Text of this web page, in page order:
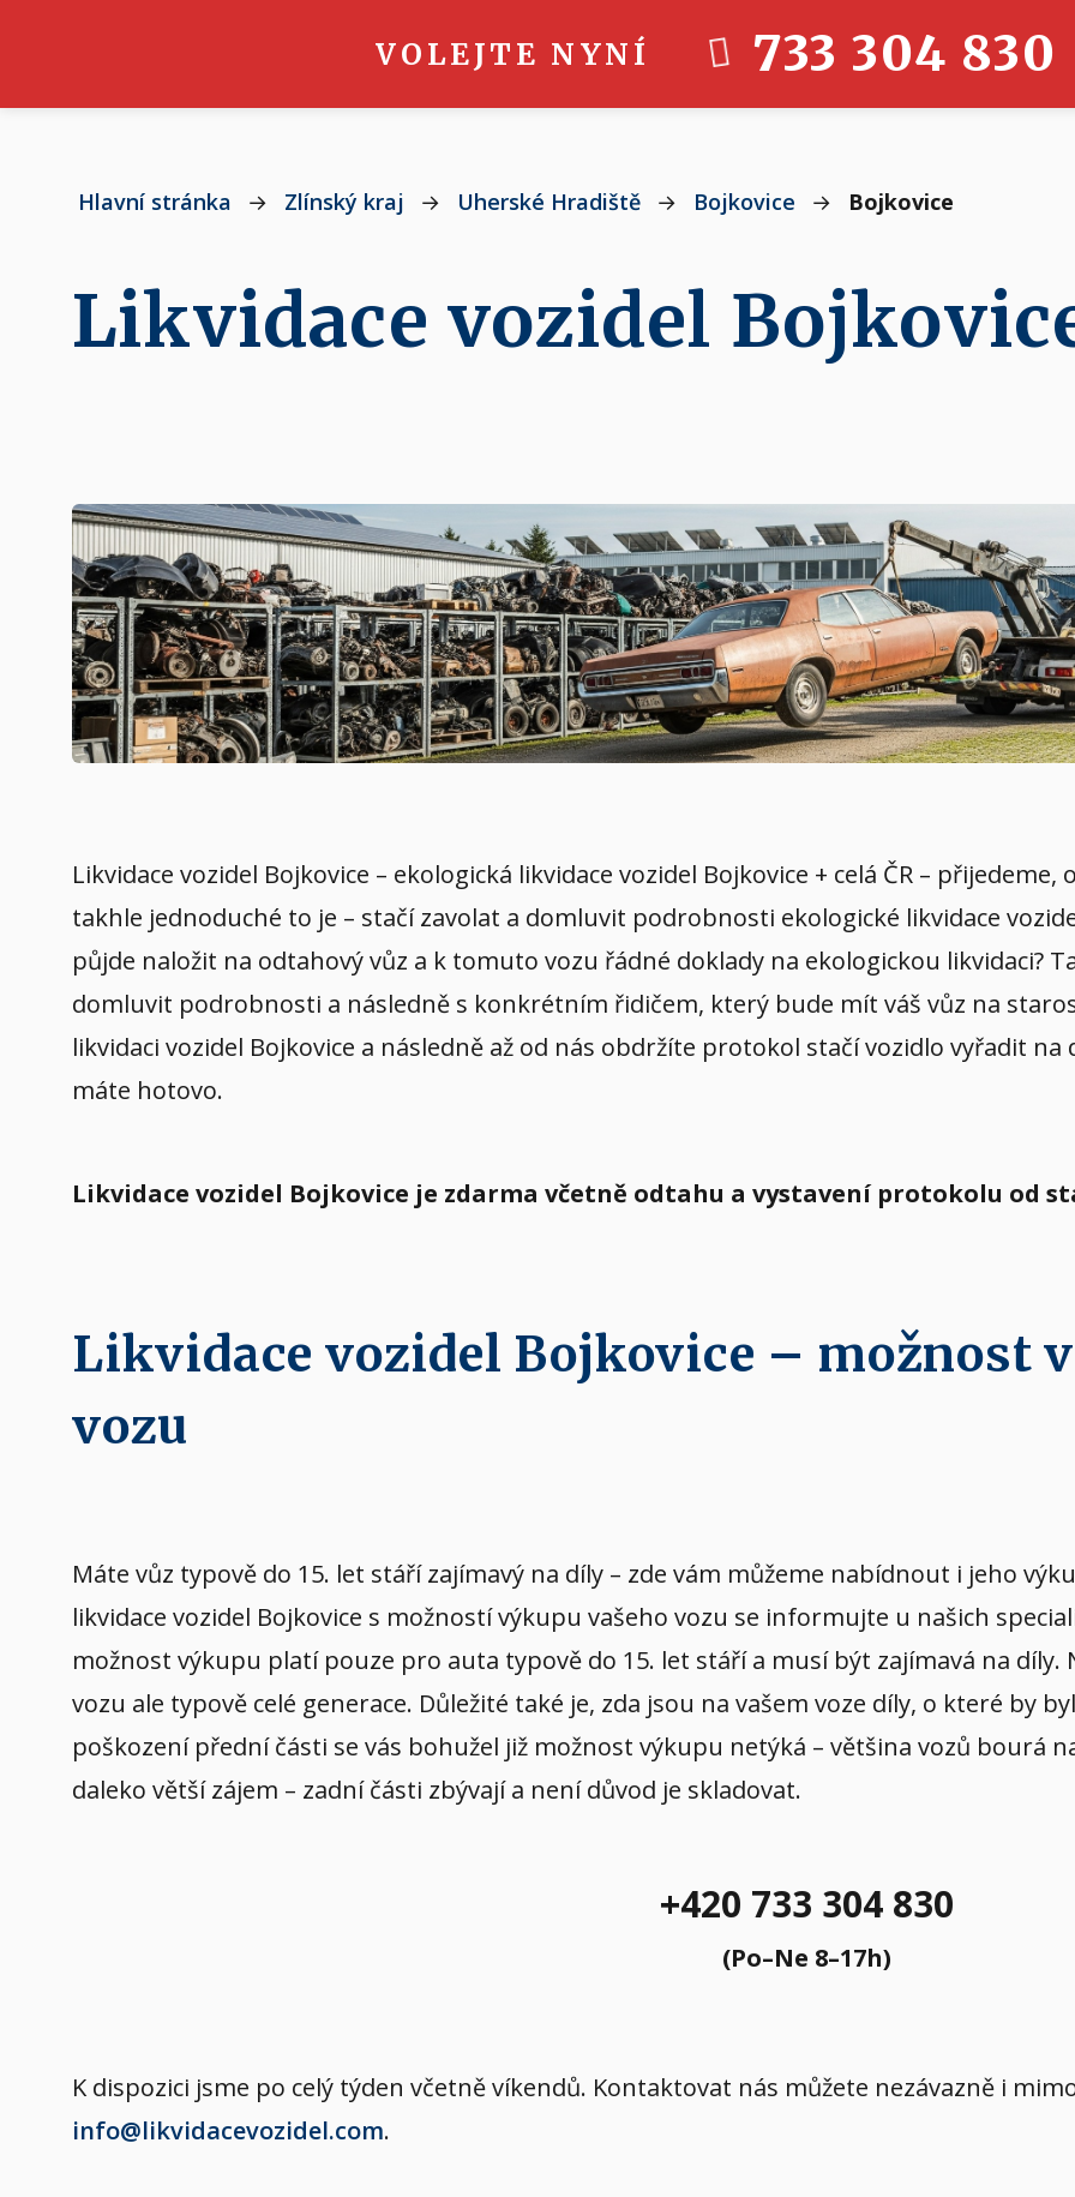
VOLEJTE NYNÍ 733 304 830
Hlavní stránka → Zlínský kraj → Uherské Hradiště → Bojkovice → Bojkovice
Likvidace vozidel
Likvidace vozidel Bojkovice – ekologická likvidace vozidel Bojkovice + celá ČR –
takhle jednoduché to je – stačí zavolat a domluvit podrobnosti ekologické likvidace
půjde naložit na odtahový vůz a k tomuto vozu řádné doklady na ekologickou likvidaci?
domluvit podrobnosti a následně s konkrétním řidičem, který bude mít váš vůz na
likvidaci vozidel Bojkovice a následně až od nás obdržíte protokol stačí vozidlo vyřadit
máte hotovo.
Likvidace vozidel Bojkovice je zdarma včetně odtahu a vystavení protokolu od
Likvidace vozidel Bojkovice – možnost
vozu
Máte vůz typově do 15. let stáří zajímavý na díly – zde vám můžeme nabídnout i jeho
likvidace vozidel Bojkovice s možností výkupu vašeho vozu se informujte u našich
možnost výkupu platí pouze pro auta typově do 15. let stáří a musí být zajímavá na
vozu ale typově celé generace. Důležité také je, zda jsou na vašem voze díly, o které by
poškození přední části se vás bohužel již možnost výkupu netýká – většina vozů bourá
daleko větší zájem – zadní části zbývají a není důvod je skladovat.
+420 733 304 830
(Po–Ne 8–17h)
K dispozici jsme po celý týden včetně víkendů. Kontaktovat nás můžete nezávazně i
info@likvidacevozidel.com.